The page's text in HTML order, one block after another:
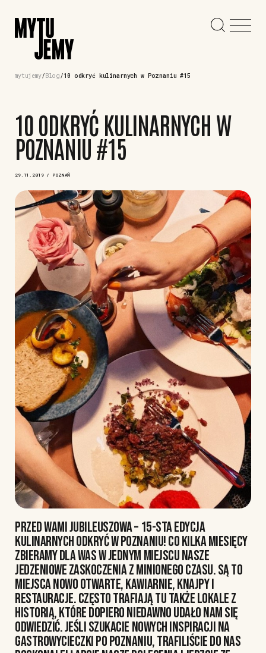
mytujemy Blog 10 odkryć kulinarnych w Poznaniu #15
10 ODKRYĆ KULINARNYCH W
POZNANIU #15
29.11.2019 / POZNAŃ
PRZED WAMI JUBILEUSZOWA – 15-STA EDYCJA
KULINARNYCH ODKRYĆ W POZNANIU! CO KILKA MIESIĘCY
ZBIERAMY DLA WAS W JEDNYM MIEJSCU NASZE
JEDZENIOWE ZASKOCZENIA Z MINIONEGO CZASU. SĄ TO
MIEJSCA NOWO OTWARTE, KAWIARNIE, KNAJPY I
RESTAURACJE. CZĘSTO TRAFIAJĄ TU TAKŻE LOKALE Z
HISTORIĄ, KTÓRE DOPIERO NIEDAWNO UDAŁO NAM SIĘ
ODWIEDZIĆ. JEŚLI SZUKACIE NOWYCH INSPIRACJI NA
GASTROWYCIECZKI PO POZNANIU, TRAFILIŚCIE DO NAS